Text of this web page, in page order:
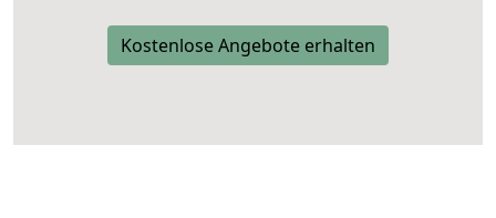
Kostenlose Angebote erhalten